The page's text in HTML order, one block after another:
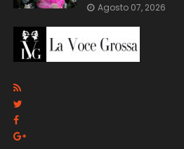
Agosto 07, 2026